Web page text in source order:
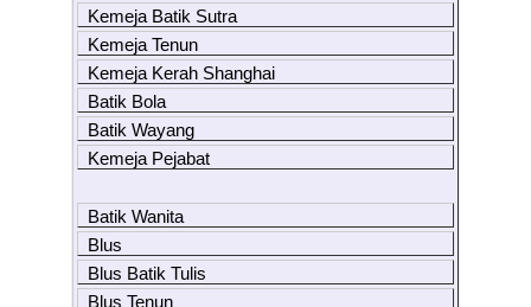
Kemeja Batik Sutra
Kemeja Tenun
Kemeja Kerah Shanghai
Batik Bola
Batik Wayang
Kemeja Pejabat
Batik Wanita
Blus
Blus Batik Tulis
Blus Tenun